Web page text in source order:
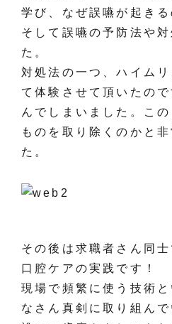
学び、なぜ誤嚥が起きる
そして誤嚥の予防法や
た。
対処法の一つ、ハイム
て体験させて頂いたの
んでしまいました。こ
ものを取り除くのかと
た。
その後は求職者さん同
口腔ケアの実践です！
現場で頻繁に使う技術
なさん真剣に取り組んで